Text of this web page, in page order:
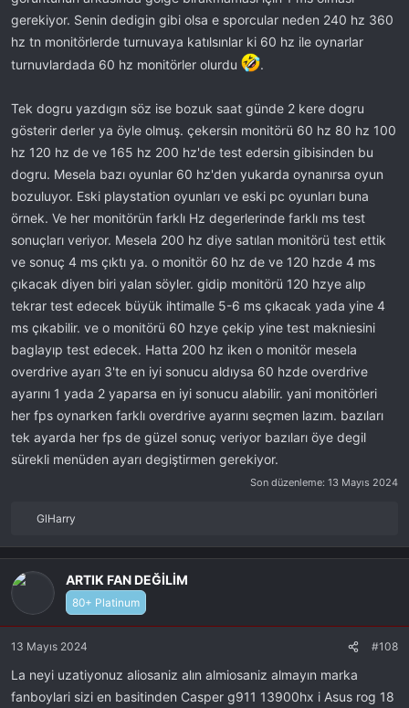
gerekiyor. Senin dedigin gibi olsa e sporcular neden 240 hz 360
hz tn monitörlerde turnuvaya katılsınlar ki 60 hz ile oynarlar
turnuvlardada 60 hz monitörler olurdu
.
Tek dogru yazdıgın söz ise bozuk saat günde 2 kere dogru
gösterir derler ya öyle olmuş. çekersin monitörü 60 hz 80 hz 100
hz 120 hz de ve 165 hz 200 hz'de test edersin gibisinden bu
dogru. Mesela bazı oyunlar 60 hz'den yukarda oynanırsa oyun
bozuluyor. Eski playstation oyunları ve eski pc oyunları buna
örnek. Ve her monitörün farklı Hz degerlerinde farklı ms test
sonuçları veriyor. Mesela 200 hz diye satılan monitörü test ettik
ve sonuç 4 ms çıktı ya. o monitör 60 hz de ve 120 hzde 4 ms
çıkacak diyen biri yalan söyler. gidip monitörü 120 hzye alıp
tekrar test edecek büyük ihtimalle 5-6 ms çıkacak yada yine 4
ms çıkabilir. ve o monitörü 60 hzye çekip yine test makniesini
baglayıp test edecek. Hatta 200 hz iken o monitör mesela
overdrive ayarı 3'te en iyi sonucu aldıysa 60 hzde overdrive
ayarını 1 yada 2 yaparsa en iyi sonucu alabilir. yani monitörleri
her fps oynarken farklı overdrive ayarını seçmen lazım. bazıları
tek ayarda her fps de güzel sonuç veriyor bazıları öye degil
sürekli menüden ayarı degiştirmen gerekiyor.
Son düzenleme: 13 Mayıs 2024
a
k
i
y
o
l
a
GlHarry
ARTIK FAN DEĞİLİM
80+ Platinum
13 Mayıs 2024 #108
La neyi uzatiyonuz aliosaniz alın almiosaniz almayın marka
fanboylari sizi en basitinden Casper g911 13900hx i Asus rog 18